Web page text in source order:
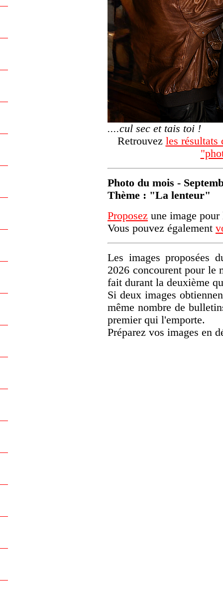
....cul sec et tais toi !
Retrouvez les résultats
Photo du mois -
Thème : "La lenteur"
Proposez une image
Vous pouvez également
Les images proposées
2026 concourent pour le
fait durant la deuxième
Si deux images
même nombre de
premier qui l'emporte.
Préparez vos images en